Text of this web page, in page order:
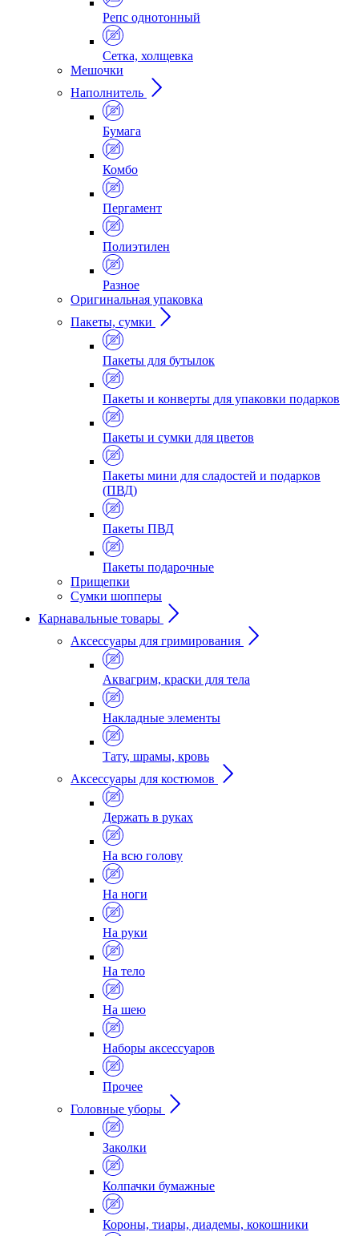
Репс однотонный
Сетка, холщевка
Мешочки
Наполнитель
Бумага
Комбо
Пергамент
Полиэтилен
Разное
Оригинальная упаковка
Пакеты, сумки
Пакеты для бутылок
Пакеты и конверты для упаковки подарков
Пакеты и сумки для цветов
Пакеты мини для сладостей и подарков
(ПВД)
Пакеты ПВД
Пакеты подарочные
Прищепки
Сумки шопперы
Карнавальные товары
Аксессуары для гримирования
Аквагрим, краски для тела
Накладные элементы
Тату, шрамы, кровь
Аксессуары для костюмов
Держать в руках
На всю голову
На ноги
На руки
На тело
На шею
Наборы аксессуаров
Прочее
Головные уборы
Заколки
Колпачки бумажные
Короны, тиары, диадемы, кокошники